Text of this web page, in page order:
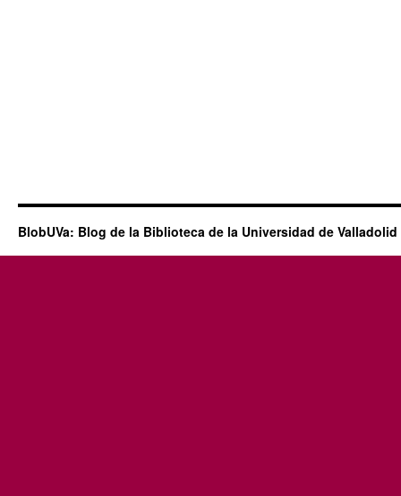
BlobUVa: Blog de la Biblioteca de la Universidad de Valladolid